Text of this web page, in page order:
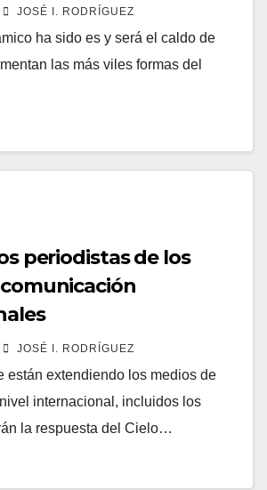
JOSÉ I. RODRÍGUEZ
ha sido es y será el caldo de
las más viles formas del
periodistas de los
JOSÉ I. RODRÍGUEZ
están extendiendo los medios de
internacional, incluidos los
la respuesta del Cielo…